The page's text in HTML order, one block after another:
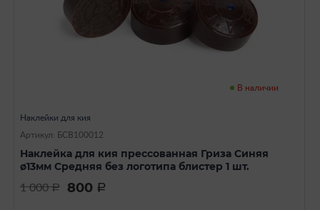
В наличии
Наклейки для кия
Артикул: БСВ100012
Наклейка для кия прессованная Гриза Синяя
ø13мм Средняя без логотипа блистер 1 шт.
1 000a 800 a